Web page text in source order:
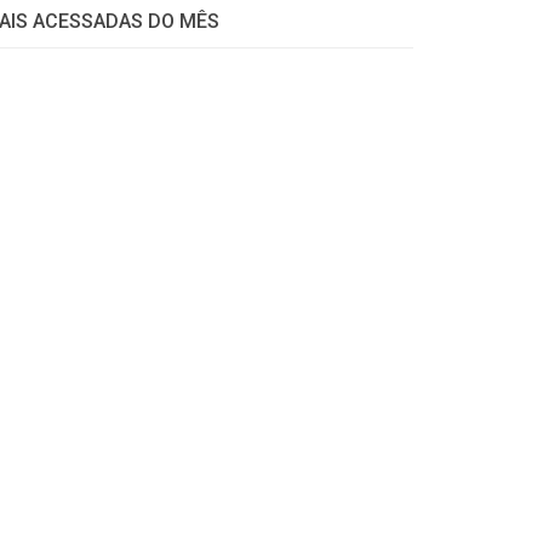
ACESSADAS DO MÊS